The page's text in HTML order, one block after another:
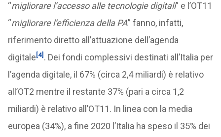
“migliorare l’accesso alle tecnologie digitali” e l’OT11
“migliorare l’efficienza della PA” fanno, infatti,
riferimento diretto all’attuazione dell’agenda
digitale[4] . Dei fondi complessivi destinati all’Italia per
l’agenda digitale, il 67% (circa 2,4 miliardi) è relativo
all’OT2 mentre il restante 37% (pari a circa 1,2
miliardi) è relativo all’OT11. In linea con la media
europea (34%), a fine 2020 l’Italia ha speso il 35% dei